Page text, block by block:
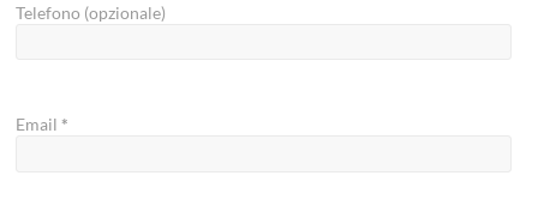
Telefono (opzionale)
Email*